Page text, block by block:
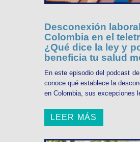
Desconexión
Colombia en el
¿Qué dice la ley y
beneficia tu salud
En este episodio del podcast
conoce qué establece la
en Colombia, sus excepciones
LEER MÁS